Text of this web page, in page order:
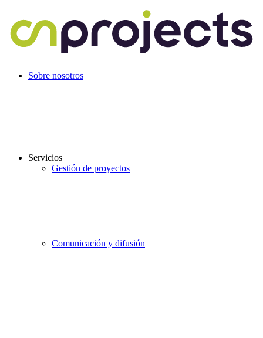
contenido
Sobre nosotros
Servicios
Gestión de proyectos
Comunicación y difusión